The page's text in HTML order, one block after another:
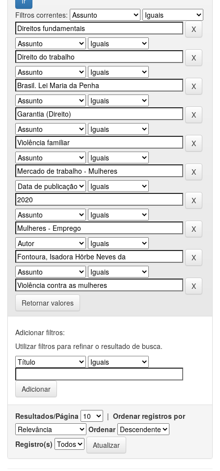
Filtros correntes:
Retornar valores
Adicionar filtros:
Utilizar filtros para refinar o resultado de busca.
Resultados/Página | Ordenar registros por
Ordenar
Registro(s)